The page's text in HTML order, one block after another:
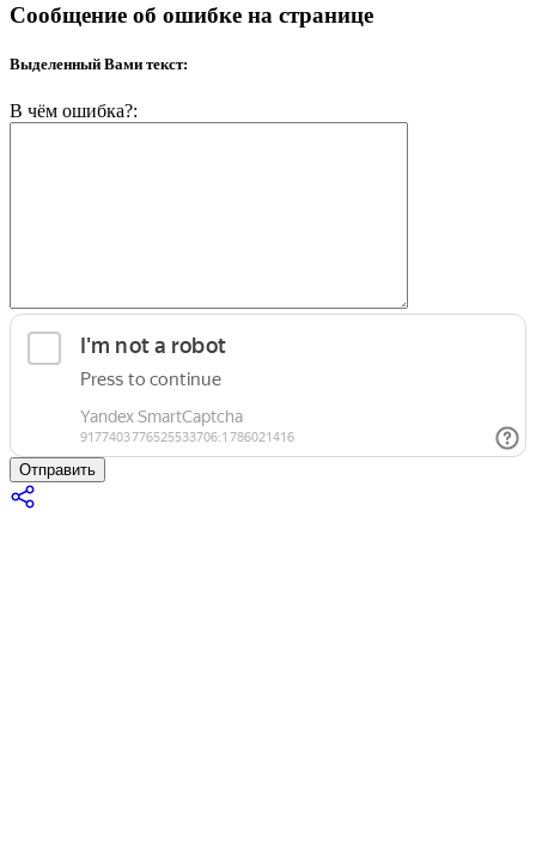
Сообщение об ошибке на странице
Выделенный Вами текст:
В чём ошибка?:
Отправить